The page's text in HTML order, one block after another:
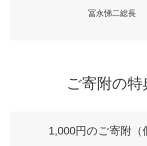
冨永悌二総長
ご寄附の特
1,000円のご寄附（